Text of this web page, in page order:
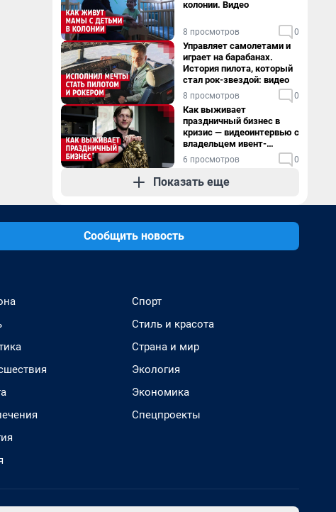
колонии. Видео
8 просмотров 0
Управляет самолетами и
играет на барабанах.
История пилота, который
стал рок-звездой: видео
8 просмотров 0
Как выживает
праздничный бизнес в
кризис — видеоинтервью с
владельцем ивент-
агентства
6 просмотров 0
Показать еще
Сообщить новость
Спорт
Стиль и красота
Страна и мир
Экология
Экономика
Спецпроекты